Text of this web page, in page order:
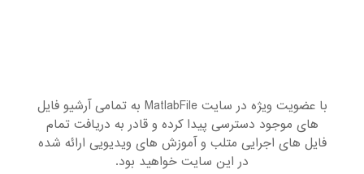
با عضویت ویژه در سایت MatlabFile به تمامی آرشیو فایل
های موجود دسترسی پیدا کرده و قادر به دریافت تمام
فایل های اجرایی متلب و آموزش های ویدیویی ارائه شده
در این سایت خواهید بود.